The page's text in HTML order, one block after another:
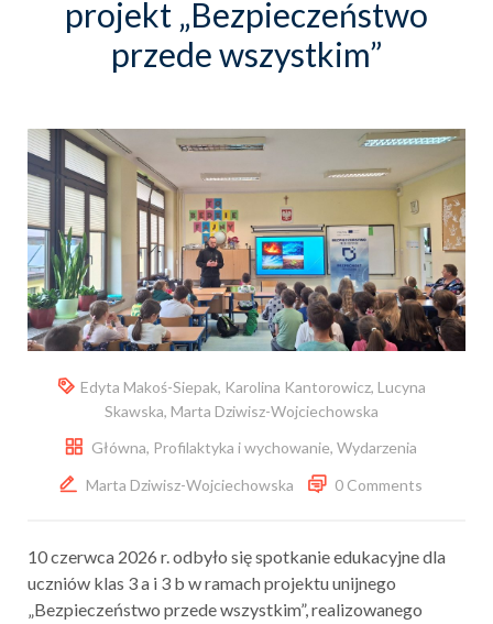
projekt „Bezpieczeństwo
przede wszystkim”
Edyta Makoś-Siepak, Karolina Kantorowicz, Lucyna
Skawska, Marta Dziwisz-Wojciechowska
Główna, Profilaktyka i wychowanie, Wydarzenia
Marta Dziwisz-Wojciechowska
0 Comments
10 czerwca 2026 r. odbyło się spotkanie edukacyjne dla
uczniów klas 3 a i 3 b w ramach projektu unijnego
„Bezpieczeństwo przede wszystkim”, realizowanego